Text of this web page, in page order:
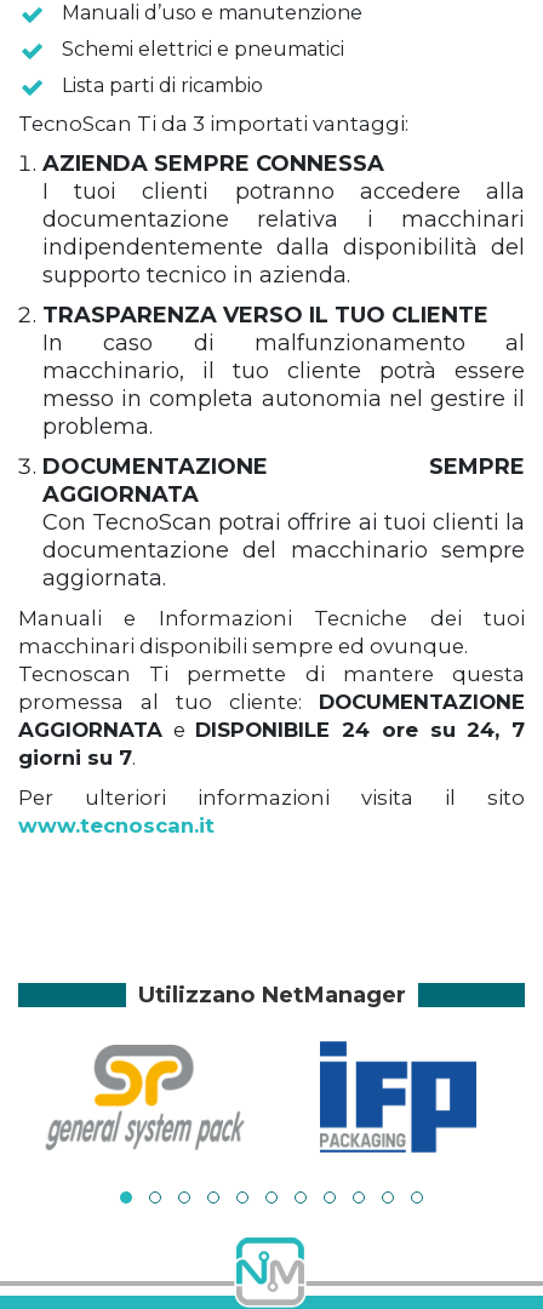
Manuali d’uso e manutenzione
Schemi elettrici e pneumatici
Lista parti di ricambio
TecnoScan Ti da 3 importati vantaggi:
AZIENDA SEMPRE CONNESSA
I tuoi clienti potranno accedere alla
documentazione relativa i macchinari
indipendentemente dalla disponibilità del
supporto tecnico in azienda.
TRASPARENZA VERSO IL TUO CLIENTE
In caso di malfunzionamento al
macchinario, il tuo cliente potrà essere
messo in completa autonomia nel gestire il
problema.
DOCUMENTAZIONE SEMPRE
AGGIORNATA
Con TecnoScan potrai offrire ai tuoi clienti la
documentazione del macchinario sempre
aggiornata.
Manuali e Informazioni Tecniche dei tuoi
macchinari disponibili sempre ed ovunque.
Tecnoscan Ti permette di mantere questa
promessa al tuo cliente: DOCUMENTAZIONE
AGGIORNATA e DISPONIBILE 24 ore su 24, 7
giorni su 7.
Per ulteriori informazioni visita il sito
www.tecnoscan.it
Utilizzano NetManager